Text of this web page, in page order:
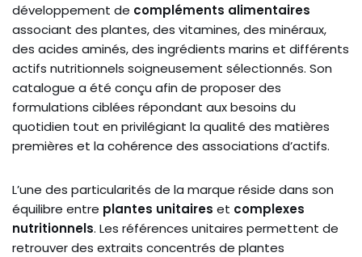
développement de compléments alimentaires
associant des plantes, des vitamines, des minéraux,
des acides aminés, des ingrédients marins et différents
actifs nutritionnels soigneusement sélectionnés. Son
catalogue a été conçu afin de proposer des
formulations ciblées répondant aux besoins du
quotidien tout en privilégiant la qualité des matières
premières et la cohérence des associations d’actifs.
L’une des particularités de la marque réside dans son
équilibre entre plantes unitaires et complexes
nutritionnels. Les références unitaires permettent de
retrouver des extraits concentrés de plantes